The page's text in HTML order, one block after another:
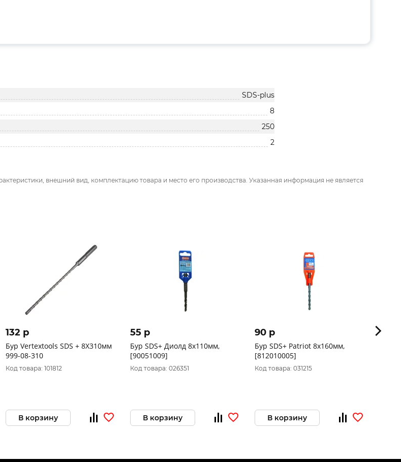
SDS-plus
8
250
2
внешний вид, комплектацию товара и место его производства. Указанная информация не является
132 p
Бур Vertextools SDS + 8Х310мм
999-08-310
Код товара: 101812
В корзину
55 p
Бур SDS+ Диолд 8x110мм,
[90051009]
Код товара: 026351
В корзину
90 p
Бур SDS+ Patriot 8x160мм,
[812010005]
Код товара: 031215
В корзину
77 p